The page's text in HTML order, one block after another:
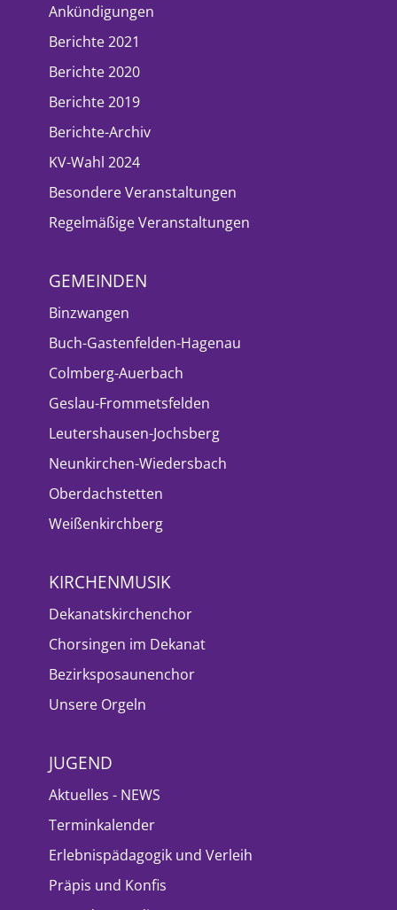
Ankündigungen
Berichte 2021
Berichte 2020
Berichte 2019
Berichte-Archiv
KV-Wahl 2024
Besondere Veranstaltungen
Regelmäßige Veranstaltungen
GEMEINDEN
Binzwangen
Buch-Gastenfelden-Hagenau
Colmberg-Auerbach
Geslau-Frommetsfelden
Leutershausen-Jochsberg
Neunkirchen-Wiedersbach
Oberdachstetten
Weißenkirchberg
KIRCHENMUSIK
Dekanatskirchenchor
Chorsingen im Dekanat
Bezirksposaunenchor
Unsere Orgeln
JUGEND
Aktuelles - NEWS
Terminkalender
Erlebnispädagogik und Verleih
Präpis und Konfis